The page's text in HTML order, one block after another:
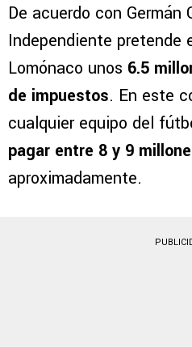
De acuerdo con Germán
Independiente pretende
Lomónaco unos 6.5
de impuestos. En este
cualquier equipo del
pagar entre 8 y 9
aproximadamente.